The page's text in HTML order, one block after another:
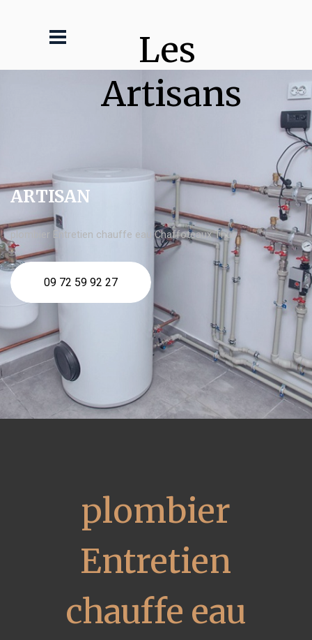
Les
Artisans
ARTISAN
plombier Entretien chauffe eau Chaffoteaux Thuir
09 72 59 92 27
plombier
Entretien
chauffe eau